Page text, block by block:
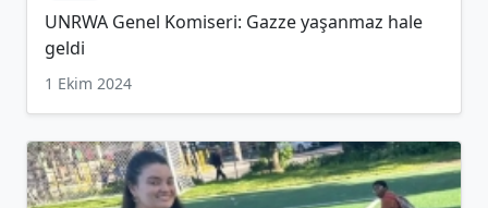
UNRWA Genel Komiseri: Gazze yaşanmaz hale
geldi
1 Ekim 2024